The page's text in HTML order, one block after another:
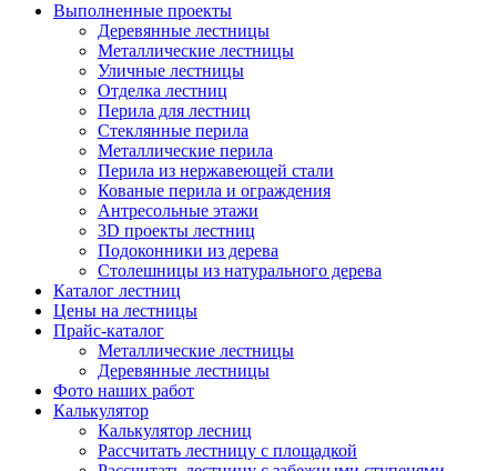
Выполненные проекты
Деревянные лестницы
Металлические лестницы
Уличные лестницы
Отделка лестниц
Перила для лестниц
Стеклянные перила
Металлические перила
Перила из нержавеющей стали
Кованые перила и ограждения
Антресольные этажи
3D проекты лестниц
Подоконники из дерева
Столешницы из натурального дерева
Каталог лестниц
Цены на лестницы
Прайс-каталог
Металлические лестницы
Деревянные лестницы
Фото наших работ
Калькулятор
Калькулятор лесниц
Рассчитать лестницу с площадкой